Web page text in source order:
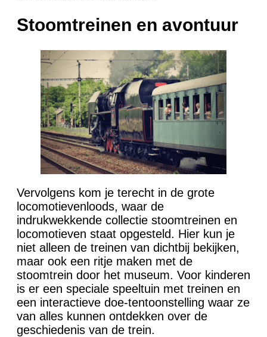
Stoomtreinen en avontuur
Vervolgens kom je terecht in de grote
locomotievenloods, waar de
indrukwekkende collectie stoomtreinen en
locomotieven staat opgesteld. Hier kun je
niet alleen de treinen van dichtbij bekijken,
maar ook een ritje maken met de
stoomtrein door het museum. Voor kinderen
is er een speciale speeltuin met treinen en
een interactieve doe-tentoonstelling waar ze
van alles kunnen ontdekken over de
geschiedenis van de trein.